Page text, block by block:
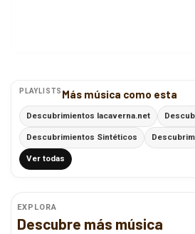
PLAYLISTS Más música como esta
Descubrimientos lacaverna.net
Descubrimientos Sintéticos
Ver todas
EXPLORA
Descubre más música